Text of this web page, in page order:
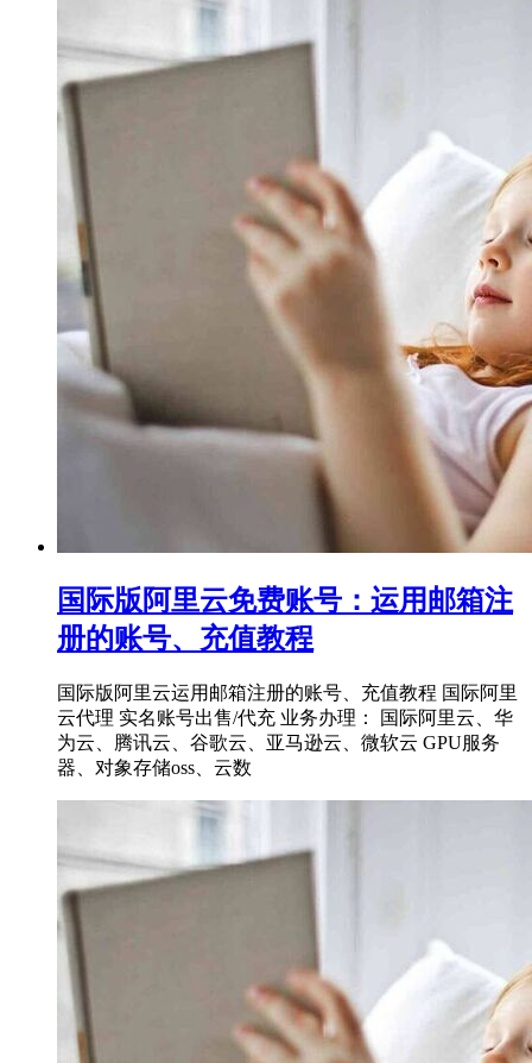
国际版阿里云免费账号：运用邮箱注
册的账号、充值教程
国际版阿里云运用邮箱注册的账号、充值教程 国际阿里
云代理 实名账号出售/代充 业务办理： 国际阿里云、华
为云、腾讯云、谷歌云、亚马逊云、微软云 GPU服务
器、对象存储oss、云数